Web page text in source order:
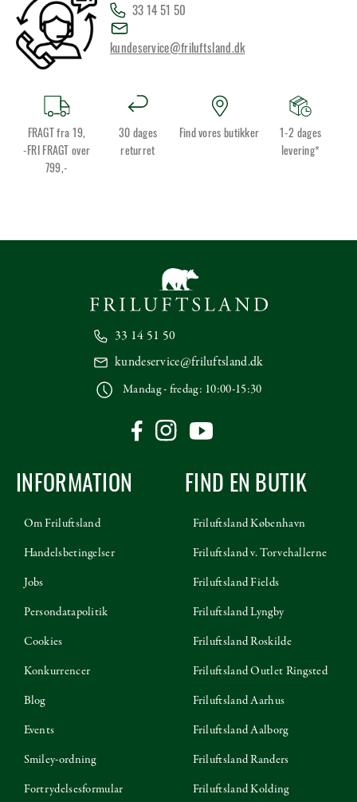
33 14 51 50
kundeservice@friluftsland.dk
FRAGT fra 19,
-FRI FRAGT over
799,-
30 dages
returret
Find vores butikker
1-2 dages
levering*
33 14 51 50
kundeservice@friluftsland.dk
Mandag - fredag: 10:00-15:30
INFORMATION
Om Friluftsland
Handelsbetingelser
Jobs
Persondatapolitik
Cookies
Konkurrencer
Blog
Events
Smiley-ordning
Fortrydelsesformular
FIND EN BUTIK
Friluftsland København
Friluftsland v. Torvehallerne
Friluftsland Fields
Friluftsland Lyngby
Friluftsland Roskilde
Friluftsland Outlet Ringsted
Friluftsland Aarhus
Friluftsland Aalborg
Friluftsland Randers
Friluftsland Kolding